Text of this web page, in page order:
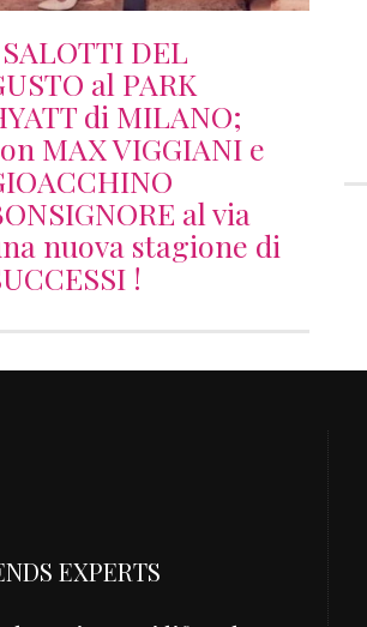
DEL
al PARK
di MILANO;
MAX VIGGIANI e
al via
nuova stagione di
!
EXPERTS